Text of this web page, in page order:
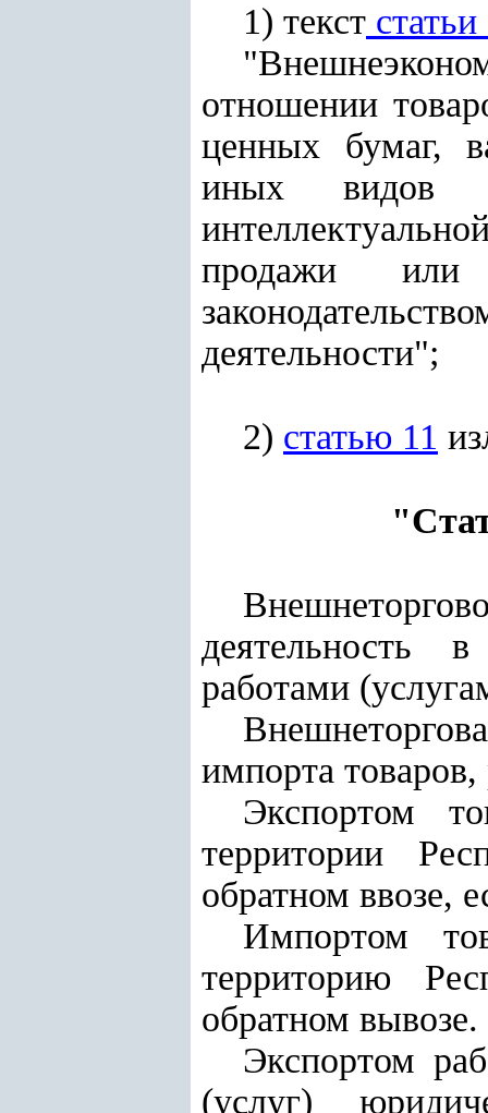
1) текст статьи
отношении
ценных бумаг,
иных видов
продажи или
деятельности";
2) статью 11
деятельность
работами
импорта товаров,
Экспортом
территории
обратном ввозе,
Импортом
территорию
обратном вывозе.
Экспортом
(услуг)